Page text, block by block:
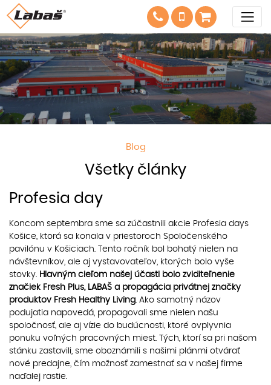
Blog
Všetky články
Profesia day
Koncom septembra sme sa zúčastnili akcie Profesia days
Košice, ktorá sa konala v priestoroch Spoločenského
pavilónu v Košiciach. Tento ročník bol bohatý nielen na
návštevníkov, ale aj vystavovateľov, ktorých bolo vyše
stovky. Hlavným cieľom našej účasti bolo zviditeľnenie
značiek Fresh Plus, LABAŠ a propagácia privátnej značky
produktov Fresh Healthy Living. Ako samotný názov
podujatia napovedá, propagovali sme nielen našu
spoločnosť, ale aj vízie do budúcnosti, ktoré ovplyvnia
ponuku voľných pracovných miest. Tých, ktorí sa pri našom
stánku zastavili, sme oboznámili s našimi plánmi otvárať
nové predajne, čím možnosť zamestnať sa v našej firme
naďalej rastie.